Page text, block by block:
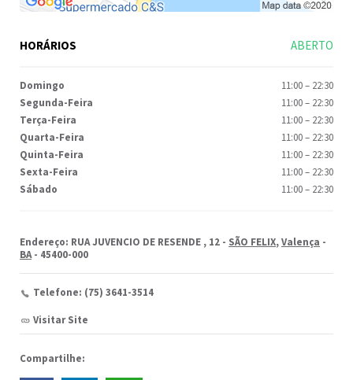
Endereço: RUA JUVENCIO DE RESENDE , 12 - SÃO FELIX,Valença -
BA- 45400-000
Telefone: (75) 3641-3514
Visitar Site
Compartilhe:
HORÁRIOS ABERTO
Domingo 11:00– 22:30
Segunda-Feira
11:00– 22:30
Terça-Feira
11:00– 22:30
Quarta-Feira
11:00– 22:30
Quinta-Feira
11:00– 22:30
Sexta-Feira
11:00– 22:30
Sábado
11:00– 22:30